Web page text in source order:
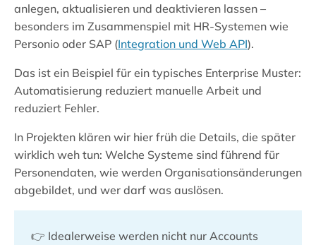
anlegen, aktualisieren und deaktivieren lassen –
besonders im Zusammenspiel mit HR-Systemen wie
Personio oder SAP (Integration und Web API).
Das ist ein Beispiel für ein typisches Enterprise Muster:
Automatisierung reduziert manuelle Arbeit und
reduziert Fehler.
In Projekten klären wir hier früh die Details, die später
wirklich weh tun: Welche Systeme sind führend für
Personendaten, wie werden Organisationsänderungen
abgebildet, und wer darf was auslösen.
👉 Idealerweise werden nicht nur Accounts